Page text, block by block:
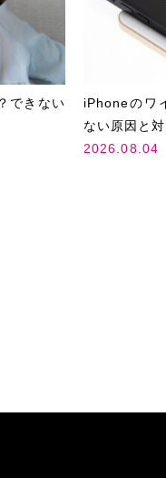
できない
iPhoneのワ
ない原因と対
2026.08.04